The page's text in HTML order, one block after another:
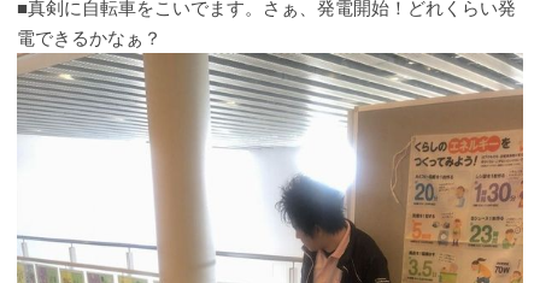
■真剣に自転車をこいでます。さぁ、発電開始！どれくらい発
電できるかなぁ？